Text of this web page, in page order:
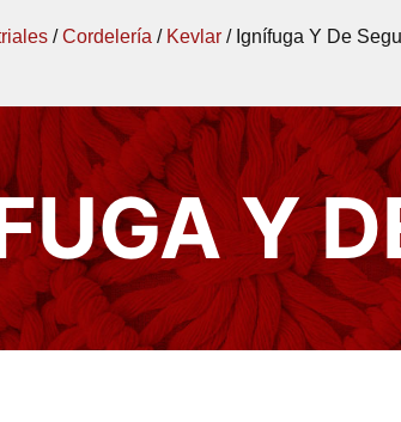
/Cordelería / Kevlar / Ignífuga Y De
Y